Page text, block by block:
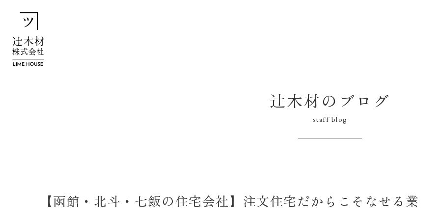
辻木材のブログ
staff blog
【函館・北斗・七飯の住宅会社】注文住宅だからこそなせる業